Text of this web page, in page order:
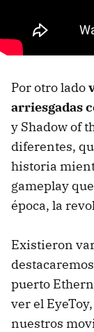
Por otro lado
arriesgadas
y Shadow of
diferentes,
historia
gameplay
época, la
Existieron
puerto
ver el
nuestros